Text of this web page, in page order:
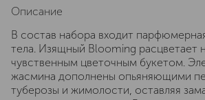
Описание
В состав набора входит
тела. Изящный Blooming расцветает
чувственным цветочным букетом.
жасмина дополнены опьяняющими
туберозы и жимолости, оставляя